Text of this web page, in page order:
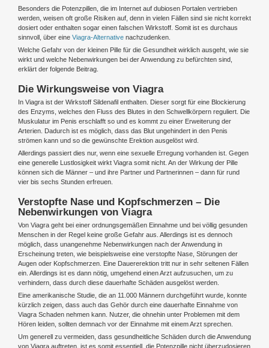
Besonders die Potenzpillen, die im Internet auf dubiosen Portalen vertrieben
werden, weisen oft große Risiken auf, denn in vielen Fällen sind sie nicht korrekt
dosiert oder enthalten sogar einen falschen Wirkstoff. Somit ist es durchaus
sinnvoll, über eine Viagra-Alternative nachzudenken.
Welche Gefahr von der kleinen Pille für die Gesundheit wirklich ausgeht, wie sie
wirkt und welche Nebenwirkungen bei der Anwendung zu befürchten sind,
erklärt der folgende Beitrag.
Die Wirkungsweise von Viagra
In Viagra ist der Wirkstoff Sildenafil enthalten. Dieser sorgt für eine Blockierung
des Enzyms, welches den Fluss des Blutes in den Schwellkörpern reguliert. Die
Muskulatur im Penis erschlafft so und es kommt zu einer Erweiterung der
Arterien. Dadurch ist es möglich, dass das Blut ungehindert in den Penis
strömen kann und so die gewünschte Erektion ausgelöst wird.
Allerdings passiert dies nur, wenn eine sexuelle Erregung vorhanden ist. Gegen
eine generelle Lustlosigkeit wirkt Viagra somit nicht. An der Wirkung der Pille
können sich die Männer – und ihre Partner und Partnerinnen – dann für rund
vier bis sechs Stunden erfreuen.
Verstopfte Nase und Kopfschmerzen – Die
Nebenwirkungen von Viagra
Von Viagra geht bei einer ordnungsgemäßen Einnahme und bei völlig gesunden
Menschen in der Regel keine große Gefahr aus. Allerdings ist es dennoch
möglich, dass unangenehme Nebenwirkungen nach der Anwendung in
Erscheinung treten, wie beispielsweise eine verstopfte Nase, Störungen der
Augen oder Kopfschmerzen. Eine Dauererektion tritt nur in sehr seltenen Fällen
ein. Allerdings ist es dann nötig, umgehend einen Arzt aufzusuchen, um zu
verhindern, dass durch diese dauerhafte Schäden ausgelöst werden.
Eine amerikanische Studie, die an 11.000 Männern durchgeführt wurde, konnte
kürzlich zeigen, dass auch das Gehör durch eine dauerhafte Einnahme von
Viagra Schaden nehmen kann. Nutzer, die ohnehin unter Problemen mit dem
Hören leiden, sollten demnach vor der Einnahme mit einem Arzt sprechen.
Um generell zu vermeiden, dass gesundheitliche Schäden durch die Anwendung
von Viagra auftreten, ist es somit essentiell, die Potenzpille nicht überzudosieren